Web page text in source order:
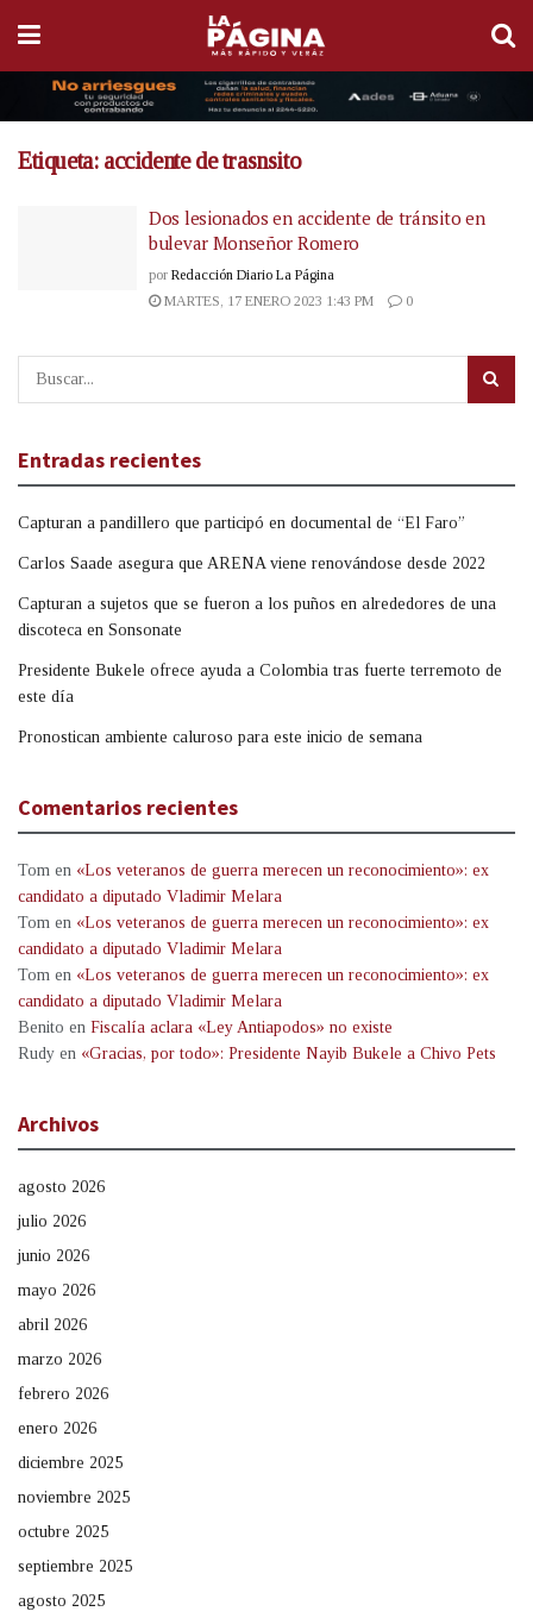
Etiqueta: accidente de trasnsito
Dos lesionados en accidente de tránsito en
bulevar Monseñor Romero
por Redacción Diario La Página
MARTES, 17 ENERO 2023 1:43 PM
0
Entradas recientes
Capturan a pandillero que participó en documental de “El Faro”
Carlos Saade asegura que ARENA viene renovándose desde 2022
Capturan a sujetos que se fueron a los puños en alrededores de una
discoteca en Sonsonate
Presidente Bukele ofrece ayuda a Colombia tras fuerte terremoto de
este día
Pronostican ambiente caluroso para este inicio de semana
Comentarios recientes
Tom en «Los veteranos de guerra merecen un reconocimiento»: ex
candidato a diputado Vladimir Melara
Tom en «Los veteranos de guerra merecen un reconocimiento»: ex
candidato a diputado Vladimir Melara
Tom en «Los veteranos de guerra merecen un reconocimiento»: ex
candidato a diputado Vladimir Melara
Benito en Fiscalía aclara «Ley Antiapodos» no existe
Rudy en «Gracias, por todo»: Presidente Nayib Bukele a Chivo Pets
Archivos
agosto 2026
julio 2026
junio 2026
mayo 2026
abril 2026
marzo 2026
febrero 2026
enero 2026
diciembre 2025
noviembre 2025
octubre 2025
septiembre 2025
agosto 2025